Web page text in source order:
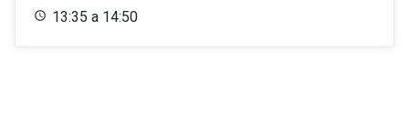
13:35 a 14:50